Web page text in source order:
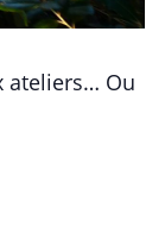
ateliers… Ou